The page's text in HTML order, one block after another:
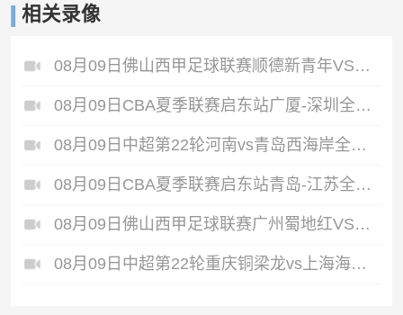
相关录像
08月09日佛山西甲足球联赛顺德新青年VS三水乐民兴健力宝全场录像
08月09日CBA夏季联赛启东站广厦-深圳全场录像
08月09日中超第22轮河南vs青岛西海岸全场录像
08月09日CBA夏季联赛启东站青岛-江苏全场录像
08月09日佛山西甲足球联赛广州蜀地红VS广东客家青年全场录像
08月09日中超第22轮重庆铜梁龙vs上海海港全场录像